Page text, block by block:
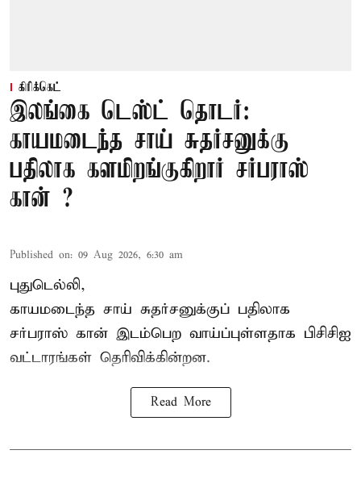
கிரிக்கெட்
இலங்கை டெஸ்ட் தொடர்:
காயமடைந்த சாய் சுதர்சனுக்கு
பதிலாக களமிறங்குகிறார் சர்பராஸ்
கான் ?
Published on: 09 Aug 2026, 6:30 am
புதுடெல்லி,
காயமடைந்த சாய் சுதர்சனுக்குப் பதிலாக
சர்பராஸ் கான் இடம்பெற வாய்ப்புள்ளதாக பிசிசிஐ
வட்டாரங்கள் தெரிவிக்கின்றன.
Read More